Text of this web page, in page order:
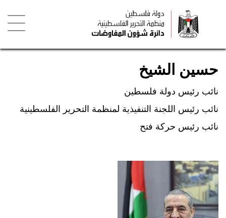
حسين الشيخ
نائب رئيس دولة فلسطين
نائب رئيس اللجنة التنفيذية لمنظمة التحرير الفلسطينية
نائب رئيس حركة فتح